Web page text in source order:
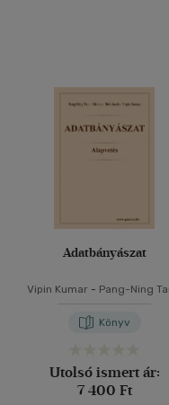
Adatbányászat
Vipin Kumar - Pang-Ning
Könyv
Utolsó ismert ár:
7 400 Ft